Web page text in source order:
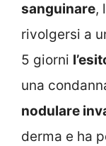
sanguinare,
rivolgersi a
5 giorni
una
nodulare
derma e ha